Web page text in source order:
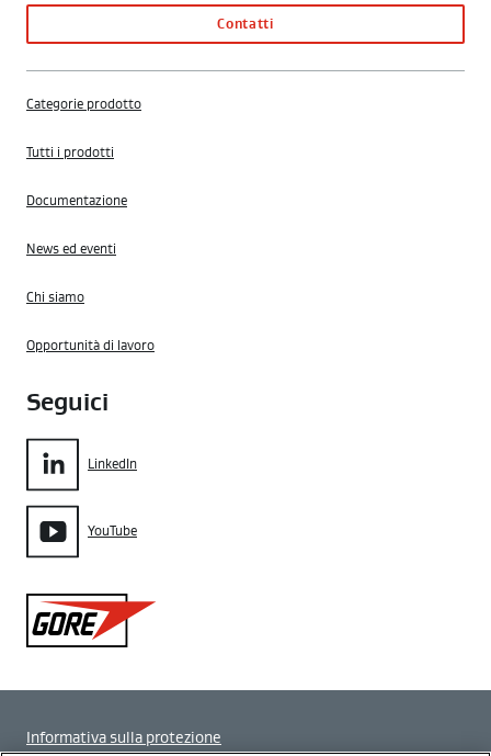
Contatti
Categorie prodotto
Tutti i prodotti
Documentazione
News ed eventi
Chi siamo
Opportunità di lavoro
Seguici
LinkedIn
YouTube
Gore
Informativa sulla protezione